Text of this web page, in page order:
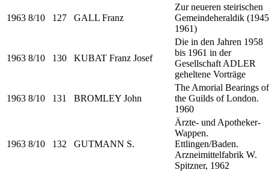
1963 8/10 127 GALL Franz
Zur neueren steirischen
Gemeindeheraldik
1961)
1963 8/10 130 KUBAT Franz Josef
Die in den Jahren 1958
bis 1961 in der
Gesellschaft ADLER
geheltene Vorträge
1963 8/10 131 BROMLEY John
The Amorial Bearings of
the Guilds of London.
1960
1963 8/10 132 GUTMANN S.
Ärzte- und Apotheker-
Wappen.
Ettlingen/Baden.
Arzneimittelfabrik W.
Spitzner, 1962